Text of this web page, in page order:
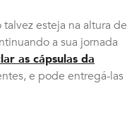
esteja na altura de
a sua jornada
as cápsulas da
e pode entregá-las